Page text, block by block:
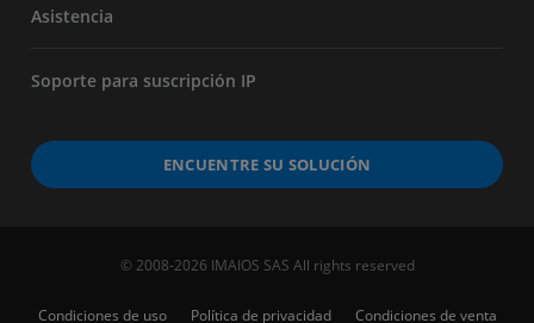
Asistencia
Soporte para suscripción IP
ENCUENTRE SU SOLUCIÓN
© 2008-2026 IMAIOS SAS All rights reserved
Condiciones de uso Política de privacidad Condiciones de venta